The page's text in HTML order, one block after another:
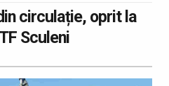
circulație, oprit la
Sculeni